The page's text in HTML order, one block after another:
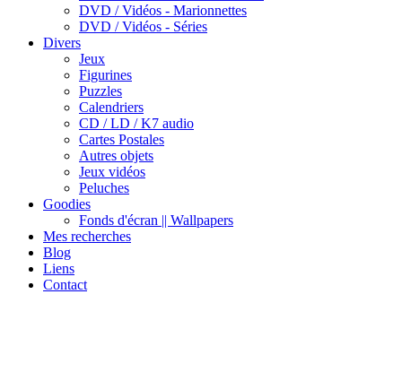
DVD / Vidéos - Marionnettes
DVD / Vidéos - Séries
Divers
Jeux
Figurines
Puzzles
Calendriers
CD / LD / K7 audio
Cartes Postales
Autres objets
Jeux vidéos
Peluches
Goodies
Fonds d'écran || Wallpapers
Mes recherches
Blog
Liens
Contact